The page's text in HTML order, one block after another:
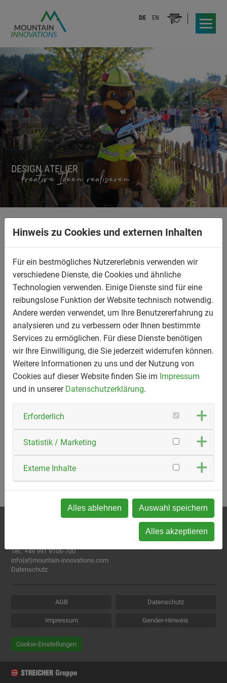
DE EN
DESIGN ATELIER
kreative Ideen realisieren
Design Atelier
Ihre Ideen - unsere Innovationen
Wir von Mountain Innovations sind immer offen für neue
Herausforderungen und kreative Ideen. Haben Sie eine
spezielle Anwendung oder eine Vision für das Design
Atelier? Teilen Sie uns Ihre Ideen mit, und wir werden
alles daransetzen, diese gemeinsam mit Ihnen
umzusetzen. Lassen Sie uns zusammen das nächste
große Erlebnis schaffen!
Tel.:+49 991 9106-700
info(at)mountain-innovations.com
Datenschutz
AGB Datenschutz
Impressum Gender-Hinweis
Cookie-Einstellungen
Hinweis zu Cookies und externen Inhalten
Für ein bestmögliches Nutzererlebnis verwenden wir
verschiedene Dienste, die Cookies und ähnliche
Technologien verwenden. Einige Dienste sind für eine
reibungslose Funktion der Website technisch notwendig.
Andere werden verwendet, um Ihre Benutzererfahrung zu
analysieren und zu verbessern oder Ihnen bestimmte
Services zu ermöglichen. Für diese Dienste benötigen
wir Ihre Einwilligung, die Sie jederzeit widerrufen können.
Weitere Informationen zu uns und der Nutzung von
Cookies auf dieser Website finden Sie im Impressum
und in unserer Datenschutzerklärung.
Erforderlich
Statistik / Marketing
Externe Inhalte
Alles ablehnen Auswahl speichern
Alles akzeptieren